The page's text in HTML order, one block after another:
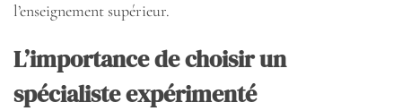
l’enseignement supérieur.
L’importance de choisir un
spécialiste expérimenté